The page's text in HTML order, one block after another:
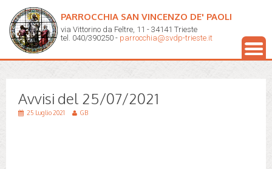
PARROCCHIA SAN VINCENZO DE' PAOLI
via Vittorino da Feltre, 11 - 34141 Trieste
tel. 040/390250 - parrocchia@svdp-trieste.it
Avvisi del 25/07/2021
25 Luglio 2021 GB